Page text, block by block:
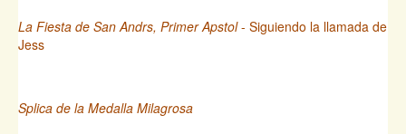
La Fiesta de San Andrs, Primer Apstol- Siguiendo la llamada de
Jess
Splica de la Medalla Milagrosa